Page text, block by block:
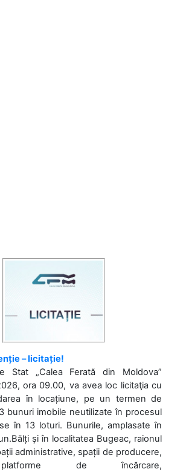
– licitație!
Stat „Calea Ferată din Moldova”
ora 09.00, va avea loc licitaţia cu
în locațiune, pe un termen de
bunuri imobile neutilizate în procesul
în 13 loturi. Bunurile, amplasate în
și în localitatea Bugeac, raionul
administrative, spații de producere,
de încărcare,